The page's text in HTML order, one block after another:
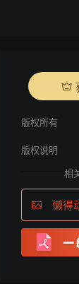
版权所有
版权说明
相
懒得